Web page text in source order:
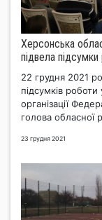
Херсонська
підвела
22 грудня 2021
підсумків
організації
голова
23 грудня 2021